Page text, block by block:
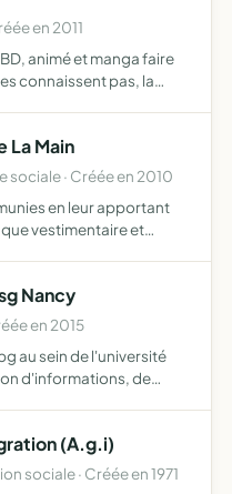
en 2011
animé et manga faire
connaissent pas, la
La Main
sociale · Créée en 2010
en leur apportant
vestimentaire et
Nancy
en 2015
au sein de l'université
d'informations, de
(A.g.i)
sociale · Créée en 1971